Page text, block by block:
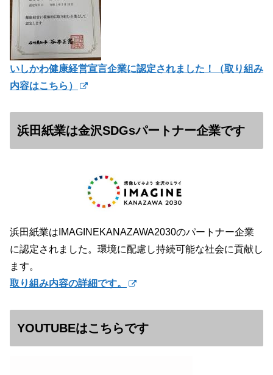
いしかわ健康経営宣言企業に認定されました！（取り組み
内容はこちら）
浜田紙業は金沢SDGsパートナー企業です
浜田紙業はIMAGINEKANAZAWA2030のパートナー企業
に認定されました。環境に配慮し持続可能な社会に貢献し
ます。
取り組み内容の詳細です。
YOUTUBEはこちらです